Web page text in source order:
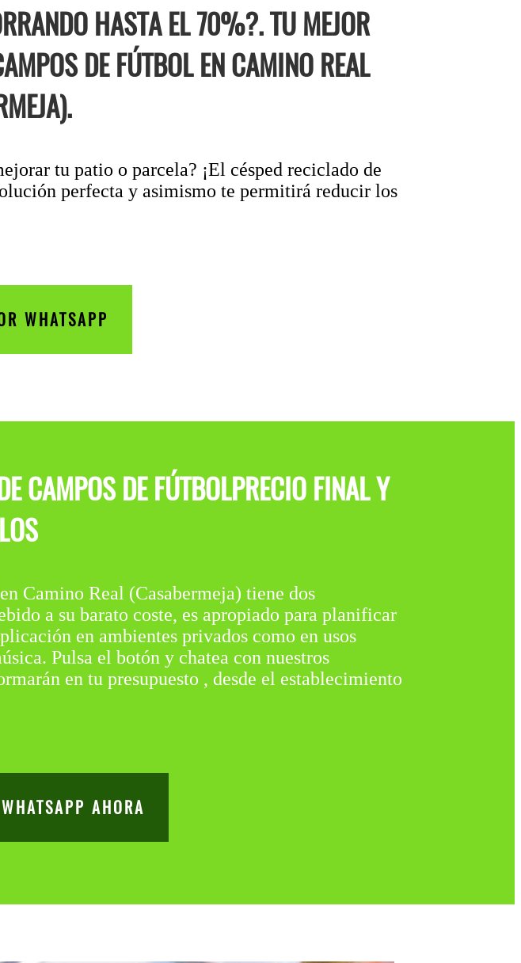
HASTA EL 70%?. TU MEJOR
DE FÚTBOL EN CAMINO REAL
tu patio o parcela? ¡El césped reciclado de
perfecta y asimismo te permitirá reducir los
WHATSAPP
CAMPOS DE FÚTBOLPRECIO FINAL Y
Camino Real (Casabermeja) tiene dos
a su barato coste, es apropiado para planificar
en ambientes privados como en usos
Pulsa el botón y chatea con nuestros
en tu presupuesto , desde el establecimiento
AHORA